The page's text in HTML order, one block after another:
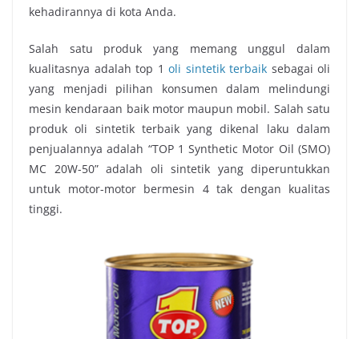
kehadirannya di kota Anda.
Salah satu produk yang memang unggul dalam
kualitasnya adalah top 1 oli sintetik terbaik sebagai oli
yang menjadi pilihan konsumen dalam melindungi
mesin kendaraan baik motor maupun mobil. Salah satu
produk oli sintetik terbaik yang dikenal laku dalam
penjualannya adalah “TOP 1 Synthetic Motor Oil (SMO)
MC 20W-50” adalah oli sintetik yang diperuntukkan
untuk motor-motor bermesin 4 tak dengan kualitas
tinggi.